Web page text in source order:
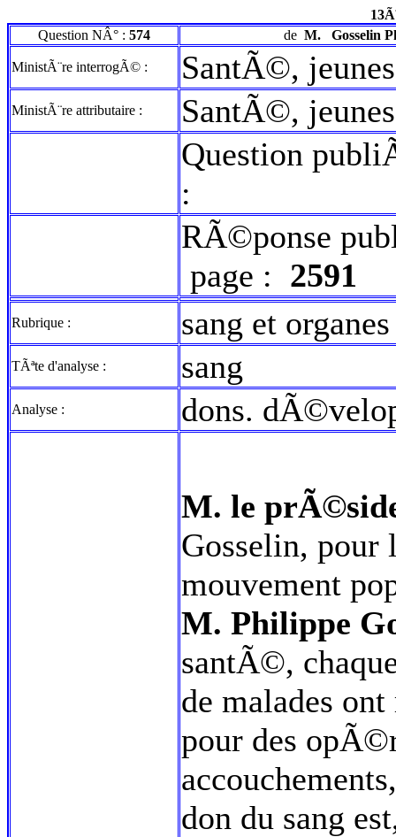
Question NÂ° : 574 de M. Gosselin
MinistÃ¨re interrogÃ© : SantÃ©,
MinistÃ¨re attributaire :
SantÃ©,
Question
:
RÃ©ponse
page : 2591
Rubrique : sang et
TÃªte d'analyse : sang
Analyse : dons.
M. le
Gosselin, pour
mouvement
M. Philippe
santÃ©,
de malades
pour des
don du sang